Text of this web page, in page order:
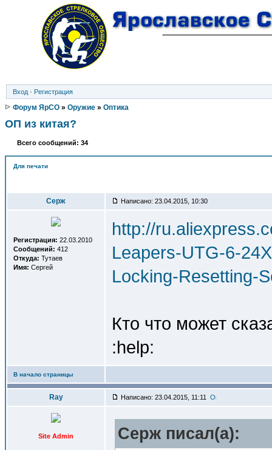
Вход · Регистрация
Форум ЯрСО » Оружие » Оптика
ОП из китая?
Всего сообщений: 34
Для печати
Серж Написано: 23.04.2015, 10:30
Регистрация: 22.03.2010
Сообщений: 412
Откуда: Тутаев
Имя: Сергей
http://
Leapers-UTG-6-
Locking-Resetting-
Кто что может
:help:
В начало страницы
Ray Написано: 23.04.2015, 11:11
Site Admin Серж писал(a):